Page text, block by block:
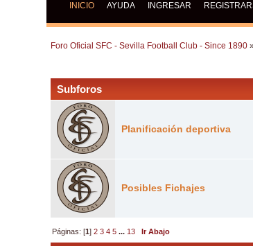
INICIO AYUDA INGRESAR
Foro Oficial SFC - Sevilla Football Club - Since 1890
Subforos
Planificación deportiva
Posibles Fichajes
Páginas: [1]2 3 4 5 ... 13 Ir Abajo